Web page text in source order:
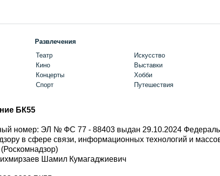
Развлечения
Театр
Кино
Концерты
Спорт
Искусство
Выставки
Хобби
Путешествия
БК55
номер: ЭЛ № ФС 77 - 88403 выдан 29.10.2024
в сфере связи, информационных технологий и
Шамил Кумагаджиевич